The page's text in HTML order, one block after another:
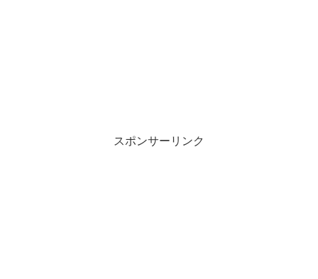
スポンサーリンク